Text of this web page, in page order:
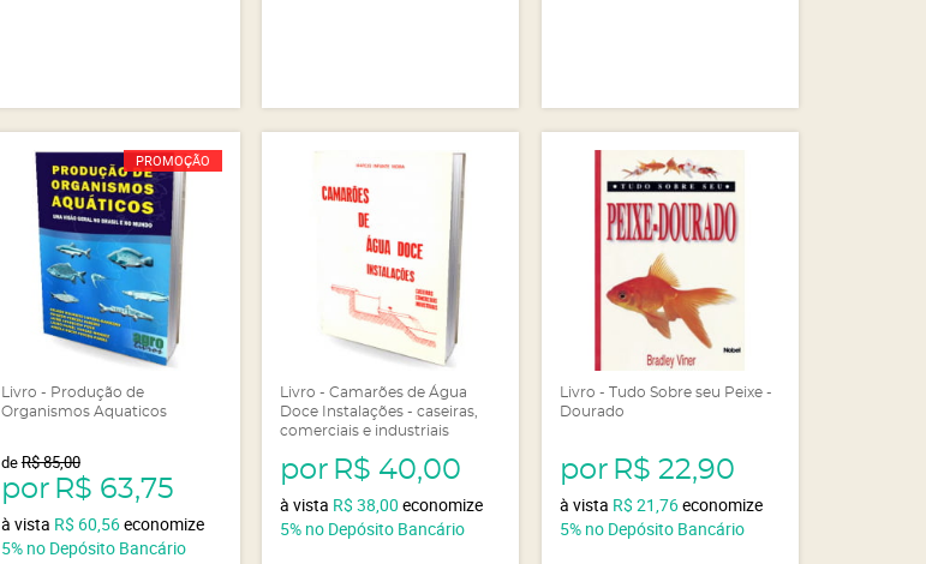
PROMOÇÃO
Livro - Produção de
Organismos Aquaticos
deR$ 85,00
por R$ 63,75
à vista R$ 60,56economize
5% no Depósito Bancário
Livro - Camarões de Água
Doce Instalações - caseiras,
comerciais e industriais
por R$ 40,00
à vista R$ 38,00 economize
5% no Depósito Bancário
Livro - Tudo Sobre seu Peixe -
Dourado
por R$ 22,90
à vista R$ 21,76economize
5% no Depósito Bancário